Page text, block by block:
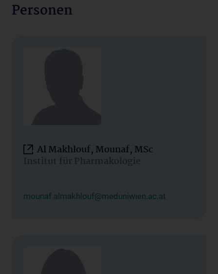
Personen
Al Makhlouf, Mounaf, MSc
Institut für Pharmakologie
mounaf.almakhlouf@meduniwien.ac.at